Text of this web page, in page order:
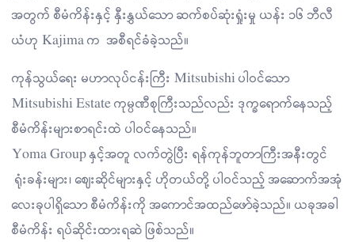
အတွက် စီမံကိန်းနှင့် နှီးနွှယ်သော ဆက်စပ်ဆုံးရှုံးမှု ယန်း ၁၆ ဘီလီ
ယံဟု Kajima က အစီရင်ခံခဲ့သည်။
ကုန်သွယ်ရေး မဟာလုပ်ငန်းကြီး Mitsubishi ပါဝင်သော
Mitsubishi Estate ကုမ္ပဏီစုကြီးသည်လည်း ဒုက္ခရောက်နေသည့်
စီမံကိန်းများစာရင်းထဲ ပါဝင်နေသည်။
Yoma Group နှင့်အတူ လက်တွဲပြီး ရန်ကုန်ဘူတာကြီးအနီးတွင်
ရုံးခန်းများ၊ ဈေးဆိုင်များနှင့် ဟိုတယ်တို့ ပါဝင်သည့် အဆောက်အအုံ
လေးခုပါရှိသော စီမံကိန်းကို အကောင်အထည်ဖော်ခဲ့သည်။ ယခုအခါ
စီမံကိန်း ရပ်ဆိုင်းထားရဆဲ ဖြစ်သည်။